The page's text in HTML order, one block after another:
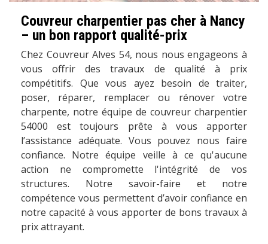
Couvreur charpentier pas cher à Nancy
– un bon rapport qualité-prix
Chez Couvreur Alves 54, nous nous engageons à
vous offrir des travaux de qualité à prix
compétitifs. Que vous ayez besoin de traiter,
poser, réparer, remplacer ou rénover votre
charpente, notre équipe de couvreur charpentier
54000 est toujours prête à vous apporter
l’assistance adéquate. Vous pouvez nous faire
confiance. Notre équipe veille à ce qu'aucune
action ne compromette l'intégrité de vos
structures. Notre savoir-faire et notre
compétence vous permettent d’avoir confiance en
notre capacité à vous apporter de bons travaux à
prix attrayant.